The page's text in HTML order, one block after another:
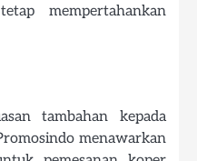
mempertahankan
tambahan kepada
menawarkan